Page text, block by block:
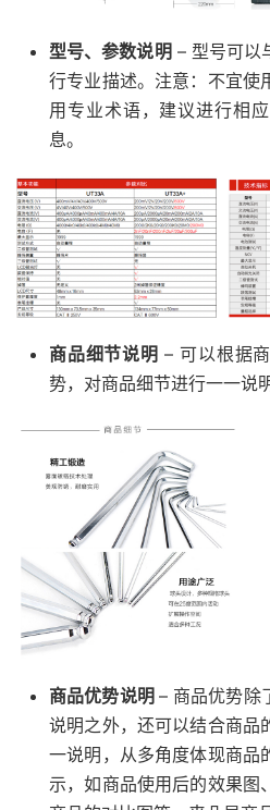
型号、参数说明– 型号可以
行专业描述。注意：不宜使
用专业术语，建议进行相
息。
商品细节说明 – 可以根据
势，对商品细节进行一一说明
商品优势说明 – 商品优势除
说明之外，还可以结合商品
一说明，从多角度体现商品
示，如商品使用后的效果图